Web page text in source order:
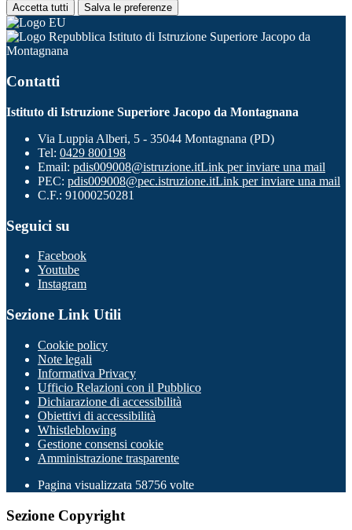
Accetta tutti Salva le preferenze
Istituto di Istruzione Superiore Jacopo da
Montagnana
Contatti
Istituto di Istruzione Superiore Jacopo da Montagnana
Via Luppia Alberi, 5 - 35044 Montagnana (PD)
Tel: 0429 800198
Email: pdis009008@istruzione.itLink per inviare una mail
PEC: pdis009008@pec.istruzione.itLink per inviare una mail
C.F.: 91000250281
Seguici su
Facebook
Youtube
Instagram
Sezione Link Utili
Cookie policy
Note legali
Informativa Privacy
Ufficio Relazioni con il Pubblico
Dichiarazione di accessibilità
Obiettivi di accessibilità
Whistleblowing
Gestione consensi cookie
Amministrazione trasparente
Pagina visualizzata 58756 volte
Sezione Copyright